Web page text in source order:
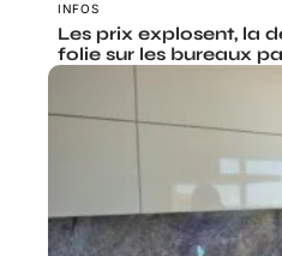
INFOS
Les prix explosent, la
folie sur les bureaux